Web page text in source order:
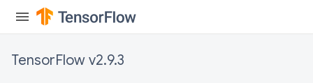
TensorFlow v2.9.3